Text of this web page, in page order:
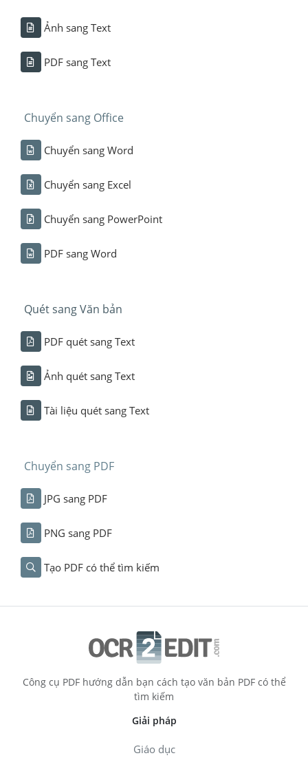
Ảnh sang Text
PDF sang Text
Chuyển sang Office
Chuyển sang Word
Chuyển sang Excel
Chuyển sang PowerPoint
PDF sang Word
Quét sang Văn bản
PDF quét sang Text
Ảnh quét sang Text
Tài liệu quét sang Text
Chuyển sang PDF
JPG sang PDF
PNG sang PDF
Tạo PDF có thể tìm kiếm
Công cụ PDF hướng dẫn bạn cách tạo văn bản PDF có thể
tìm kiếm
Giải pháp
Giáo dục